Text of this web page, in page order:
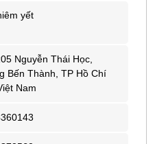
yết
Nguyễn Thái Học,
Bến Thành, TP Hồ Chí
Nam